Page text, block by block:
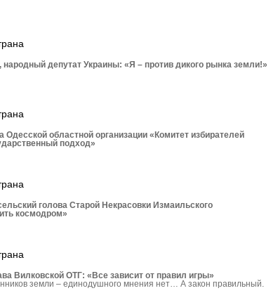
депутат Украины: «Я – против дикого рынка земли!»
областной организации «Комитет избирателей
подход»
голова Старой Некрасовки Измаильского
космодром»
Вилковской ОТГ: «Все зависит от правил игры»
земли – единодушного мнения нет… А закон правильный.